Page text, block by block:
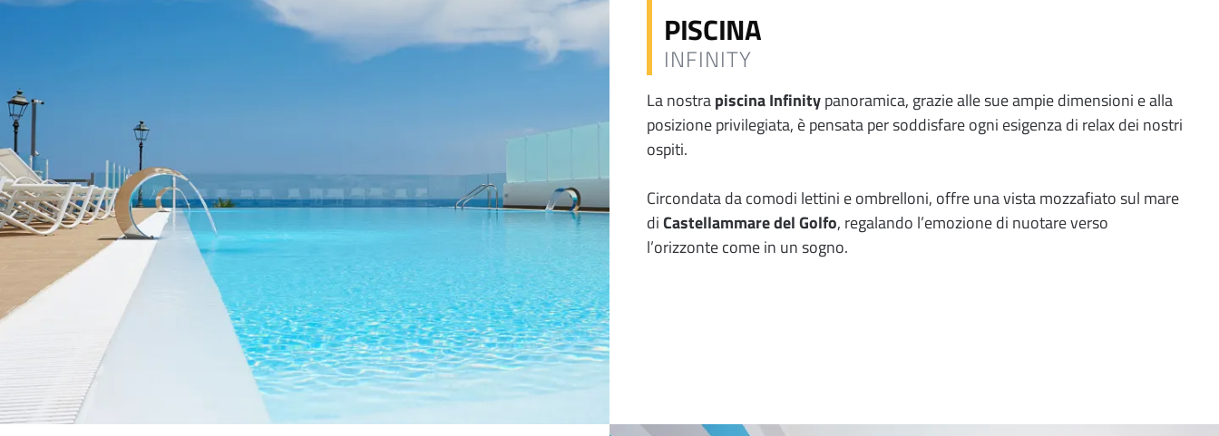
PISCINA
INFINITY
La nostrapiscina Infinitypanoramica, grazie alle sue ampie dimensioni e alla
posizione privilegiata, è pensata per soddisfare ogni esigenza di relax dei nostri
ospiti.
Circondata da comodi lettini e ombrelloni, offre una vista mozzafiato sul mare
diCastellammare del Golfo, regalando l’emozione di nuotare verso
l’orizzonte come in un sogno.